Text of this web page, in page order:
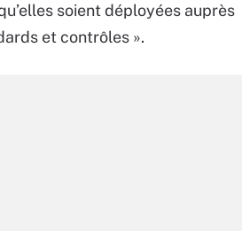
soient déployées auprès
et contrôles ».